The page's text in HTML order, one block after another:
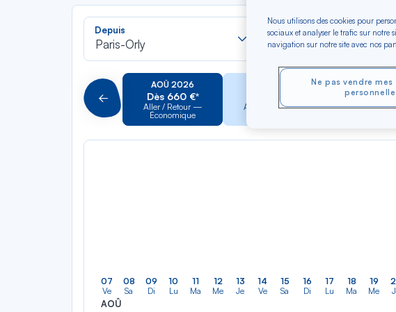
Depuis
Paris-Orly
Rechercher
dans
liste
Vers
Saint-Denis
Précédent
AOÛ 2026
Dès 660 €*
Aller / Retour —
Économique
Aller / Retour —
OCT 2026
Dès 760
Aller /
07
Ve
AOÛ
08
Sa
09
Di
10
Lu
11
Ma
12
Me
13
Je
14
Ve
15
Sa
16
Di
17
Lu
18
Ma
19
Me
Nous utilisons des cookies pour
sociaux et analyser le trafic sur notre
navigation sur notre site avec nos
Ne pas vendre